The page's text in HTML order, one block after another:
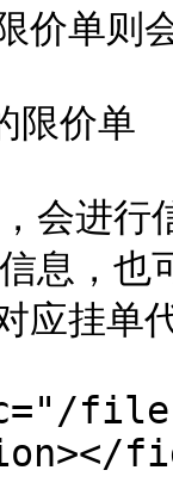
价单则
限价单
会进行
息，
应挂单
files/